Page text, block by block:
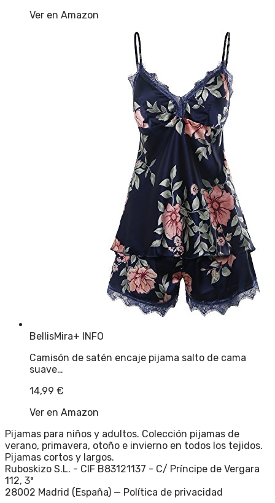
Ver en Amazon
BellisMira+ INFO
Camisón de satén encaje pijama salto de cama
suave…
14,99 €
Ver en Amazon
Pijamas para niños y adultos. Colección pijamas de
verano, primavera, otoño e invierno en todos los tejidos.
Pijamas cortos y largos.
Ruboskizo S.L. - CIF B83121137 - C/ Príncipe de Vergara
112, 3ª
28002 Madrid (España) — Política de privacidad